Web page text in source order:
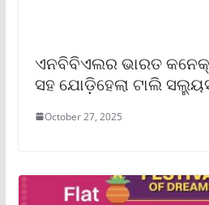
ଏନବିବିଏଲର ଭାରତ
ସହ ଯୋଡ଼ିହେଲା ଟାଲି
October 27, 2025